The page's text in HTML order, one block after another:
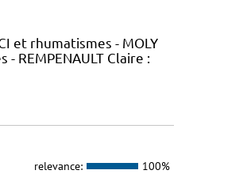
et rhumatismes - MOLY
REMPENAULT Claire :
relevance: 100%